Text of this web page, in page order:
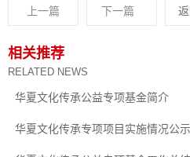
上一篇 下一篇
相关推荐
RELATED NEWS
华夏文化传承公益专项基金简介
华夏文化传承专项项目实施情况公